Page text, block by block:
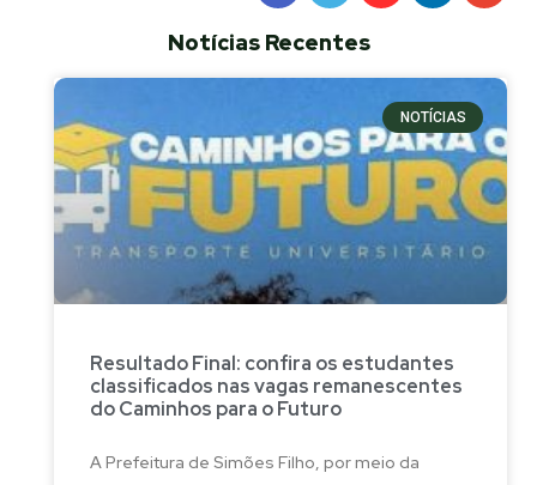
Notícias Recentes
NOTÍCIAS
Resultado Final: confira os estudantes
classificados nas vagas remanescentes
do Caminhos para o Futuro
A Prefeitura de Simões Filho, por meio da